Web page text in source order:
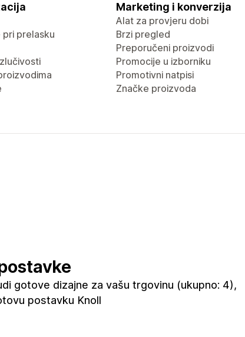
pri prelasku
Marketing i konverzija
Alat za provjeru dobi
Brzi pregled
Preporučeni proizvodi
Promocije u izborniku
Promotivni natpisi
Značke proizvoda
gotove dizajne za vašu trgovinu (ukupno: 4),
postavku Knoll